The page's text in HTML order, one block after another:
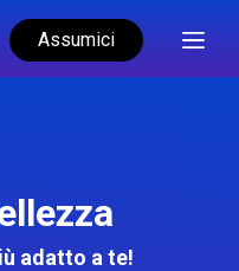
Assumici
adatto a te!